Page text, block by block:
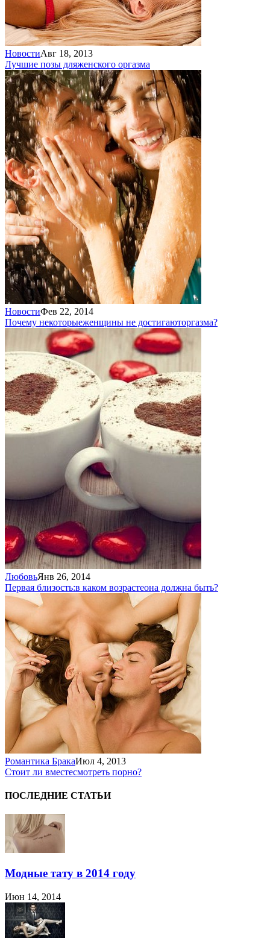
НовостиАвг 18, 2013
Лучшие позы дляженского оргазма
НовостиФев 22, 2014
Почему некоторыеженщины не достигаюторгазма?
ЛюбовьЯнв 26, 2014
Первая близость:в каком возрастеона должна быть?
Романтика БракаИюл 4, 2013
Стоит ли вместесмотреть порно?
ПОСЛЕДНИЕ СТАТЬИ
Модные тату в 2014 году
Июн 14, 2014